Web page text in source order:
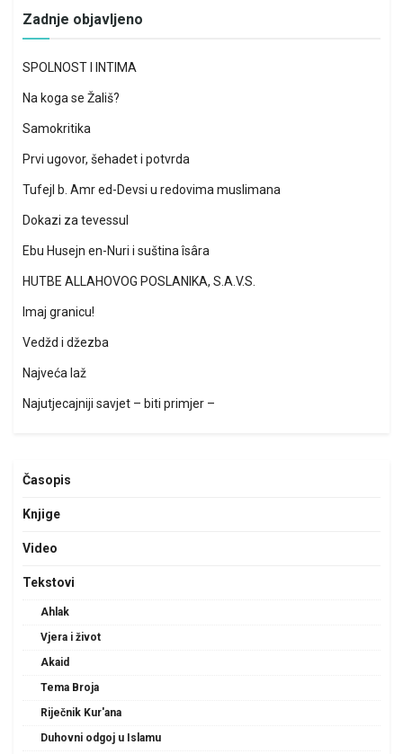
Zadnje objavljeno
SPOLNOST I INTIMA
Na koga se Žališ?
Samokritika
Prvi ugovor, šehadet i potvrda
Tufejl b. Amr ed-Devsi u redovima muslimana
Dokazi za tevessul
Ebu Husejn en-Nuri i suština îsâra
HUTBE ALLAHOVOG POSLANIKA, S.A.V.S.
Imaj granicu!
Vedžd i džezba
Najveća laž
Najutjecajniji savjet – biti primjer –
Časopis
Knjige
Video
Tekstovi
Ahlak
Vjera i život
Akaid
Tema Broja
Riječnik Kur'ana
Duhovni odgoj u Islamu